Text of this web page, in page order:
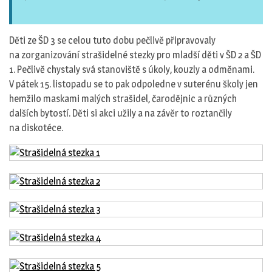
Děti ze ŠD 3 se celou tuto dobu pečlivě připravovaly
na zorganizování strašidelné stezky pro mladší děti v ŠD 2 a ŠD
1. Pečlivě chystaly svá stanoviště s úkoly, kouzly a odměnami.
V pátek 15. listopadu se to pak odpoledne v suterénu školy jen
hemžilo maskami malých strašidel, čarodějnic a různých
dalších bytostí. Děti si akci užily a na závěr to roztančily
na diskotéce.